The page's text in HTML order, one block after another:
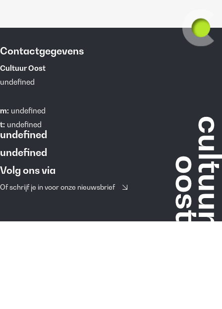
Contactgegevens
Cultuur Oost
undefined
m: undefined
t: undefined
undefined
undefined
Volg ons via
Of schrijf je in voor onze nieuwsbrief